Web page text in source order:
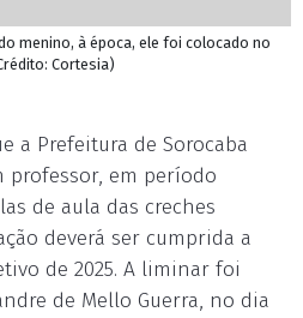
menino, à época, ele foi colocado no
Cortesia)
a Prefeitura de Sorocaba
professor, em período
de aula das creches
deverá ser cumprida a
de 2025. A liminar foi
de Mello Guerra, no dia